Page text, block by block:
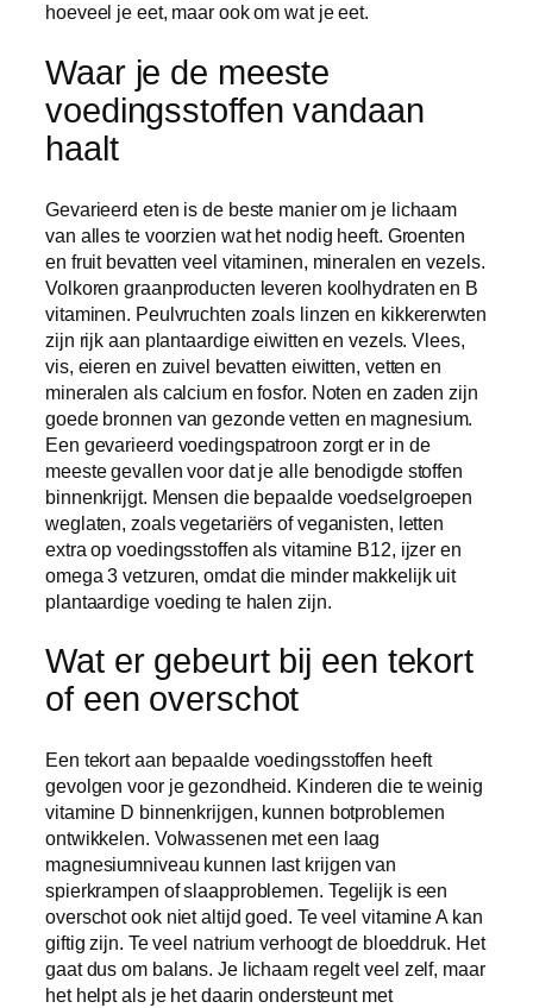
hoeveel je eet, maar ook om wat je eet.
Waar je de meeste
voedingsstoffen vandaan
haalt
Gevarieerd eten is de beste manier om je lichaam
van alles te voorzien wat het nodig heeft. Groenten
en fruit bevatten veel vitaminen, mineralen en vezels.
Volkoren graanproducten leveren koolhydraten en B
vitaminen. Peulvruchten zoals linzen en kikkererwten
zijn rijk aan plantaardige eiwitten en vezels. Vlees,
vis, eieren en zuivel bevatten eiwitten, vetten en
mineralen als calcium en fosfor. Noten en zaden zijn
goede bronnen van gezonde vetten en magnesium.
Een gevarieerd voedingspatroon zorgt er in de
meeste gevallen voor dat je alle benodigde stoffen
binnenkrijgt. Mensen die bepaalde voedselgroepen
weglaten, zoals vegetariërs of veganisten, letten
extra op voedingsstoffen als vitamine B12, ijzer en
omega 3 vetzuren, omdat die minder makkelijk uit
plantaardige voeding te halen zijn.
Wat er gebeurt bij een tekort
of een overschot
Een tekort aan bepaalde voedingsstoffen heeft
gevolgen voor je gezondheid. Kinderen die te weinig
vitamine D binnenkrijgen, kunnen botproblemen
ontwikkelen. Volwassenen met een laag
magnesiumniveau kunnen last krijgen van
spierkrampen of slaapproblemen. Tegelijk is een
overschot ook niet altijd goed. Te veel vitamine A kan
giftig zijn. Te veel natrium verhoogt de bloeddruk. Het
gaat dus om balans. Je lichaam regelt veel zelf, maar
het helpt als je het daarin ondersteunt met